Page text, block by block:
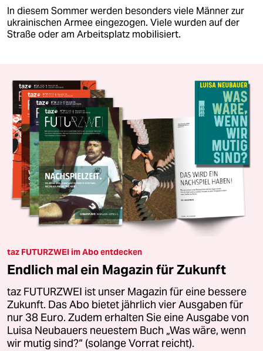
In diesem Sommer werden besonders viele Männer zur
ukrainischen Armee eingezogen. Viele wurden auf der
Straße oder am Arbeitsplatz mobilisiert.
taz FUTURZWEI im Abo entdecken
Endlich mal ein Magazin für Zukunft
taz FUTURZWEI ist unser Magazin für eine bessere
Zukunft. Das Abo bietet jährlich vier Ausgaben für
nur 38 Euro. Zudem erhalten Sie eine Ausgabe von
Luisa Neubauers neuestem Buch „Was wäre, wenn
wir mutig sind?“ (solange Vorrat reicht).